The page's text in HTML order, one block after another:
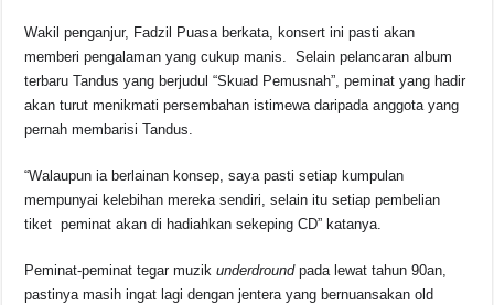
Wakil penganjur, Fadzil Puasa berkata, konsert ini pasti akan
memberi pengalaman yang cukup manis. Selain pelancaran album
terbaru Tandus yang berjudul “Skuad Pemusnah”, peminat yang hadir
akan turut menikmati persembahan istimewa daripada anggota yang
pernah membarisi Tandus.
“Walaupun ia berlainan konsep, saya pasti setiap kumpulan
mempunyai kelebihan mereka sendiri, selain itu setiap pembelian
tiket peminat akan di hadiahkan sekeping CD” katanya.
Peminat-peminat tegar muzikunderdroundpada lewat tahun 90an,
pastinya masih ingat lagi dengan jentera yang bernuansakan old